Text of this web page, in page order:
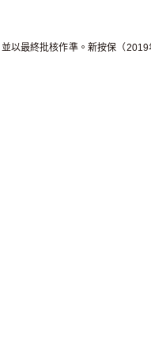
以最終批核作準。新按保（